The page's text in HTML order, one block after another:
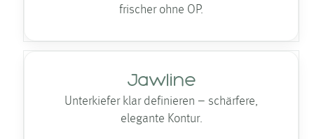
frischer ohne OP.
Jawline
Unterkiefer klar definieren – schärfere,
elegante Kontur.